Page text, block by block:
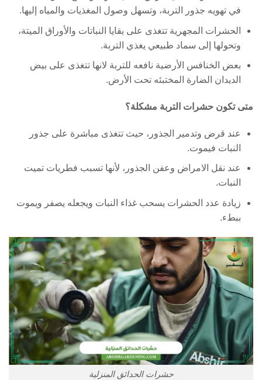
في تهويه جذور التربة، وتسهل وصول المغذيات والمياه إليها.
الحشرات المجهرية تتغذى على بقايا النباتات والأوراق الميتة،
وتحولها إلى سماد طبيعي يغذي التربة.
بعض الخنافس الأرضية نافعه للتربة لانها تتغذى على بيض
الديدان الضارة المختبئه تحت الأرض.
متى تكون حشرات التربة مشكلة؟
عند قرض وتدمير الجذور، حيث تتغذى مباشرة على جذور
النبات فيموت.
عند نقل الامراض وعفن الجذور، لأنها تسبب فطريات تميت
النبات.
زيادة عدد الحشرات يسحب غذاء النبات ويجعله يصفر ويموت
ببطء.
حشرات الحدائق المنزلية